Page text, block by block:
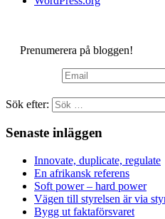
Prenumerera på bloggen!
Sök efter:
Senaste inläggen
Innovate, duplicate, regulate
En afrikansk referens
Soft power – hard power
Vägen till styrelsen är via
Bygg ut faktaförsvaret